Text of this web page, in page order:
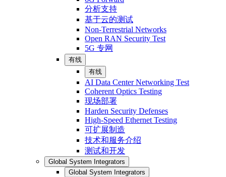
分析支持
基于云的测试
Non-Terrestrial Networks
Open RAN Security Test
5G 专网
有线
有线
AI Data Center Networking Test
Coherent Optics Testing
现场部署
Harden Security Defenses
High-Speed Ethernet Testing
可扩展制造
技术和服务介绍
测试和开发
Global System Integrators
Global System Integrators